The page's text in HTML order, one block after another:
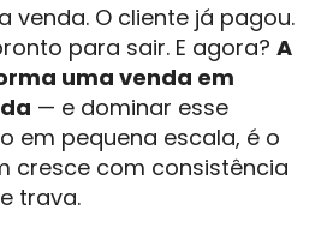
venda. O cliente já pagou.
para sair. E agora? A
uma venda em
— e dominar esse
em pequena escala, é o
cresce com consistência
trava.